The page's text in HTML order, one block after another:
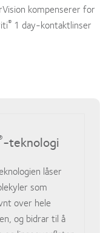
kompenserer for
® 1 day-kontaktlinser
-teknologi
låser
som
over hele
og bidrar til å